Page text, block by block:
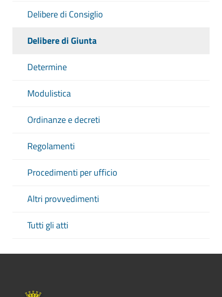
Delibere di Consiglio
Delibere di Giunta
Determine
Modulistica
Ordinanze e decreti
Regolamenti
Procedimenti per ufficio
Altri provvedimenti
Tutti gli atti